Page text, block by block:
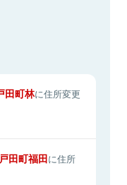
田町林に住所変更
田町福田に住所